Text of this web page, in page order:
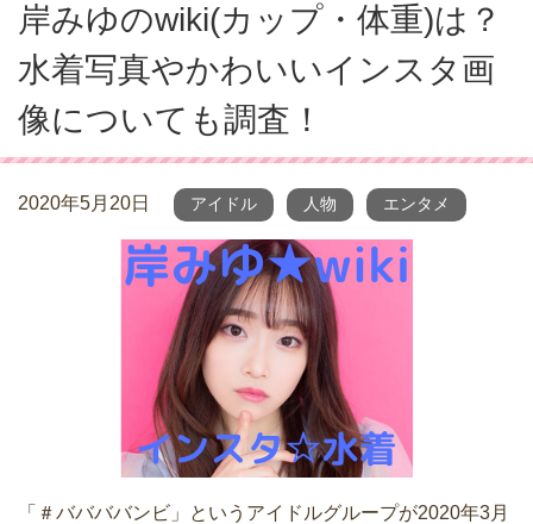
岸みゆのwiki(カップ・体重)は？
水着写真やかわいいインスタ画
像についても調査！
2020年5月20日 アイドル 人物 エンタメ
「＃ババババンビ」というアイドルグループが2020年3月